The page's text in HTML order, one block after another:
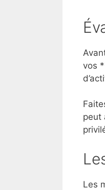
vos
peut
Les